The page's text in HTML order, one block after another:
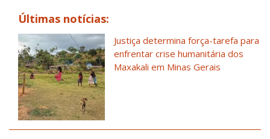
Últimas notícias:
Justiça determina força-tarefa para
enfrentar crise humanitária dos
Maxakali em Minas Gerais